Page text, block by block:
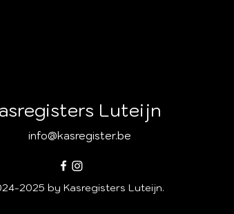
Luteijn
info@kasregister.be
2025 by Kasregisters Luteijn.